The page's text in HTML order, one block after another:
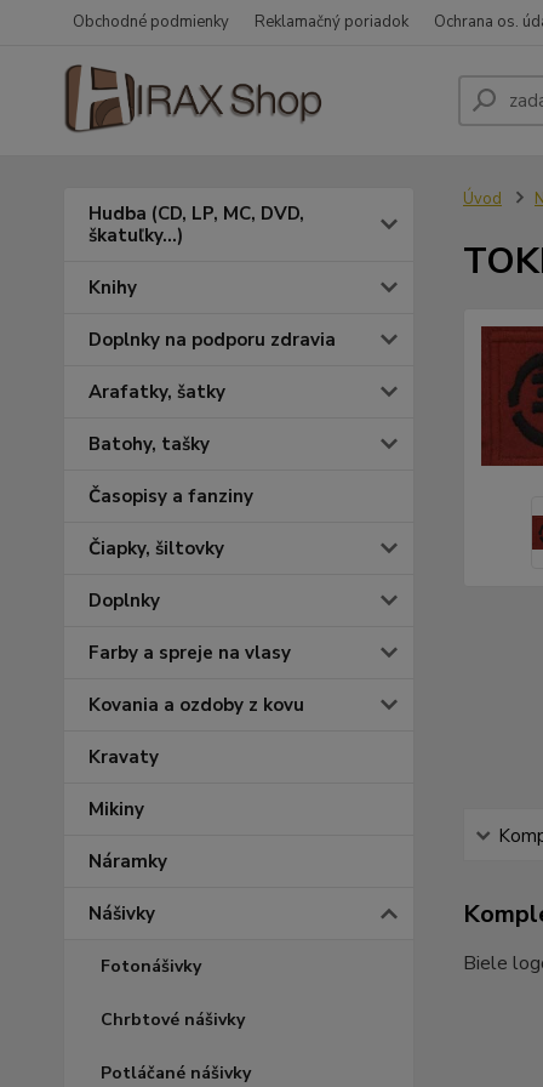
Obchodné podmienky Reklamačný poriadok Ochrana os.
Hudba (CD, LP, MC, DVD,
škatuľky...)
Knihy
Doplnky na podporu zdravia
Arafatky, šatky
Batohy, tašky
Časopisy a fanziny
Čiapky, šiltovky
Doplnky
Farby a spreje na vlasy
Kovania a ozdoby z kovu
Kravaty
Mikiny
Náramky
Nášivky
Fotonášivky
Chrbtové nášivky
Potláčané nášivky
Úvod
Biele